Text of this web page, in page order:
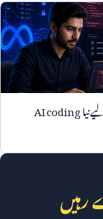
نیاAI coding